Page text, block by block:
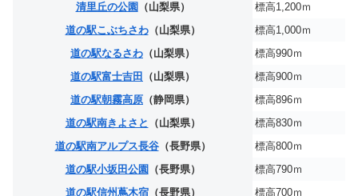
清里丘の公園 （山梨県）
標高1,200ｍ
道の駅こぶちさわ（山梨県）
標高1,000ｍ
道の駅なるさわ （山梨県）
標高990ｍ
道の駅富士吉田
（山梨県）
標高900ｍ
道の駅朝霧高原 （静岡県）
標高896ｍ
道の駅南きよさと （山梨県）
標高830ｍ
道の駅南アルプス長谷（長野県）
標高800ｍ
道の駅小坂田公園 （長野県）
標高790ｍ
道の駅信州蔦木宿（長野県）
標高700ｍ